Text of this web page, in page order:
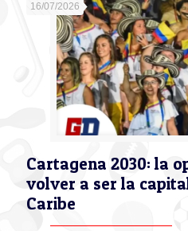
16/07/2026
Cartagena 2030: la
volver a ser la
Caribe